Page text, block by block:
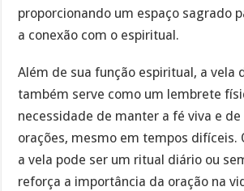
proporcionando um espaço sagrado
a conexão com o espiritual.
Além de sua função espiritual, a vela
também serve como um lembrete
necessidade de manter a fé viva e
orações, mesmo em tempos difíceis.
a vela pode ser um ritual diário ou
reforça a importância da oração na